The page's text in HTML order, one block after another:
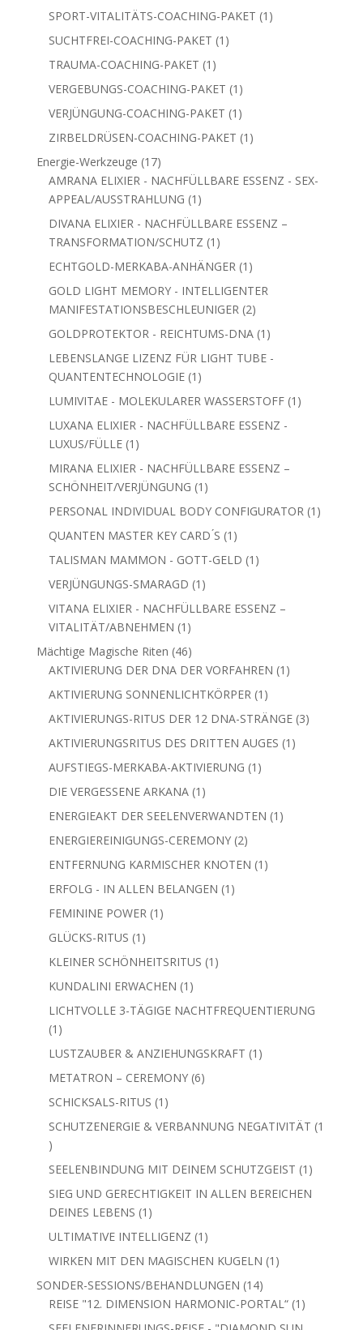
Produkt
SPORT-VITALITÄTS-COACHING-PAKET 1 1
SUCHTFREI-COACHING-PAKET 1 1
TRAUMA-COACHING-PAKET 1 1
Produkt
VERGEBUNGS-COACHING-PAKET 1 1
Produkt
VERJÜNGUNG-COACHING-PAKET 1 1
Produkt
ZIRBELDRÜSEN-COACHING-PAKET 1 1
Energie-Werkzeuge 1717
Produkte
AMRANA ELIXIER - NACHFÜLLBARE ESSENZ - SEX-
APPEAL/AUSSTRAHLUNG 1 1
Produkt
DIVANA ELIXIER - NACHFÜLLBARE ESSENZ –
TRANSFORMATION/SCHUTZ 1 1
Produkt
ECHTGOLD-MERKABA-ANHÄNGER 1 1
Produkt
GOLD LIGHT MEMORY - INTELLIGENTER
MANIFESTATIONSBESCHLEUNIGER 22
Produkte
GOLDPROTEKTOR - REICHTUMS-DNA 1 1
Produkt
LEBENSLANGE LIZENZ FÜR LIGHT TUBE -
QUANTENTECHNOLOGIE 1 1
Produkt
LUMIVITAE - MOLEKULARER WASSERSTOFF 1 1
LUXANA ELIXIER - NACHFÜLLBARE ESSENZ -
LUXUS/FÜLLE 1 1
Produkt
MIRANA ELIXIER - NACHFÜLLBARE ESSENZ –
SCHÖNHEIT/VERJÜNGUNG 1 1
Produkt
PERSONAL INDIVIDUAL BODY CONFIGURATOR 1 1
QUANTEN MASTER KEY CARD ́S 1 1
Produkt
TALISMAN MAMMON - GOTT-GELD 1 1
VERJÜNGUNGS-SMARAGD 1 1
Produkt
VITANA ELIXIER - NACHFÜLLBARE ESSENZ –
VITALITÄT/ABNEHMEN 1 1
Produkt
Mächtige Magische Riten 4646
Produkte
AKTIVIERUNG DER DNA DER VORFAHREN 1 1
AKTIVIERUNG SONNENLICHTKÖRPER 1 1
Produkt
AKTIVIERUNGS-RITUS DER 12 DNA-STRÄNGE 33
AKTIVIERUNGSRITUS DES DRITTEN AUGES 1 1
AUFSTIEGS-MERKABA-AKTIVIERUNG 1 1
DIE VERGESSENE ARKANA 1 1
Produkt
ENERGIEAKT DER SEELENVERWANDTEN 1 1
ENERGIEREINIGUNGS-CEREMONY 22
Produkte
ENTFERNUNG KARMISCHER KNOTEN 1 1
ERFOLG - IN ALLEN BELANGEN 1 1
FEMININE POWER 1 1
GLÜCKS-RITUS 1 1
Produkt
KLEINER SCHÖNHEITSRITUS 1 1
KUNDALINI ERWACHEN 1 1
Produkt
LICHTVOLLE 3-TÄGIGE NACHTFREQUENTIERUNG
1 1
Produkt
LUSTZAUBER & ANZIEHUNGSKRAFT 1 1
METATRON – CEREMONY 66
SCHICKSALS-RITUS 1 1
Produkt
SCHUTZENERGIE & VERBANNUNG NEGATIVITÄT 1
1
Produkt
SEELENBINDUNG MIT DEINEM SCHUTZGEIST 1 1
Produkt
SIEG UND GERECHTIGKEIT IN ALLEN BEREICHEN
DEINES LEBENS 1 1
Produkt
ULTIMATIVE INTELLIGENZ 1 1
Produkt
WIRKEN MIT DEN MAGISCHEN KUGELN 1 1
SONDER-SESSIONS/BEHANDLUNGEN 1414
Produkte
REISE "12. DIMENSION HARMONIC-PORTAL“ 1 1
Produkt